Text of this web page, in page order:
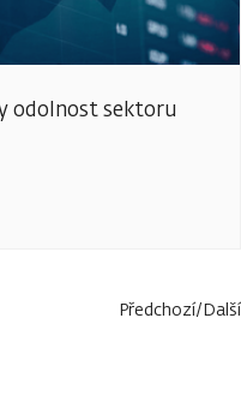
odolnost sektoru
Předchozí/Další